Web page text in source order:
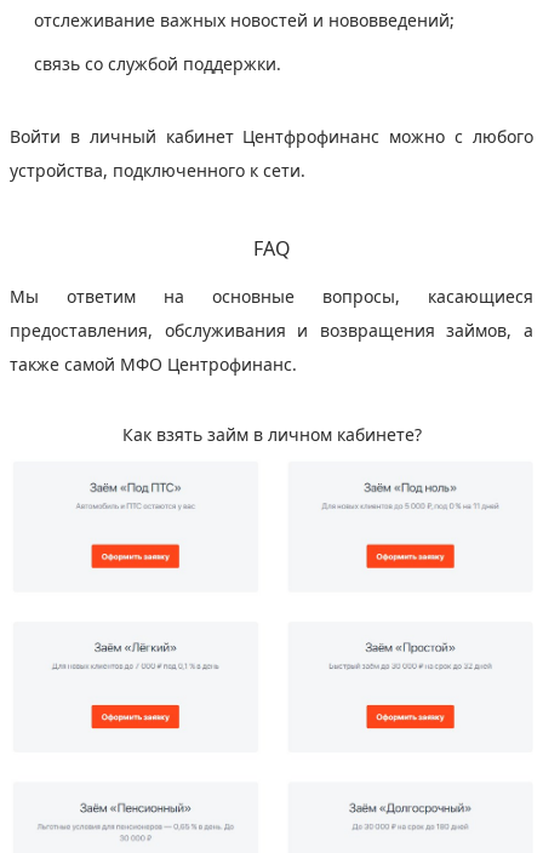
отслеживание важных новостей и нововведений;
связь со службой поддержки.
Войти в личный кабинет Центфрофинанс можно с любого
устройства, подключенного к сети.
FAQ
Мы ответим на основные вопросы, касающиеся
предоставления, обслуживания и возвращения займов, а
также самой МФО Центрофинанс.
Как взять займ в личном кабинете?